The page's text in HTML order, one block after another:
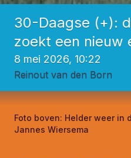
30-Daagse (+):
zoekt een nieuw
8 mei 2026, 10:22
Reinout van den Born
Foto boven: Helder weer in
Jannes Wiersema